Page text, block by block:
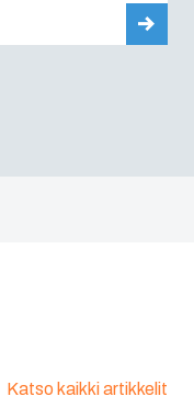
Katso kaikki artikkelit